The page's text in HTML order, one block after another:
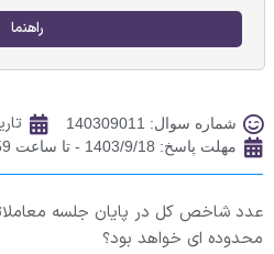
راهنما
شماره سوال: 140309011
مهلت پاسخ: 1403/9/18 - تا ساعت 23:59
محدوده ای خواهد بود؟